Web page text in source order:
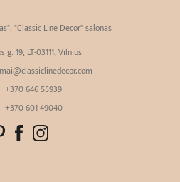
"Classic Line Decor" salonas
g. 19, LT-03111, Vilnius
+370 646 55939
+370 601 49040